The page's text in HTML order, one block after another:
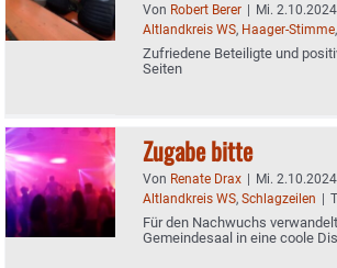
Von Robert Berer | Mi.
Altlandkreis WS, Haager-Stimme,
Zufriedene Beteiligte und
Seiten
Zugabe bitte
Von Renate Drax | Mi.
Altlandkreis WS, Schlagzeilen |
Für den Nachwuchs
Gemeindesaal in eine coole